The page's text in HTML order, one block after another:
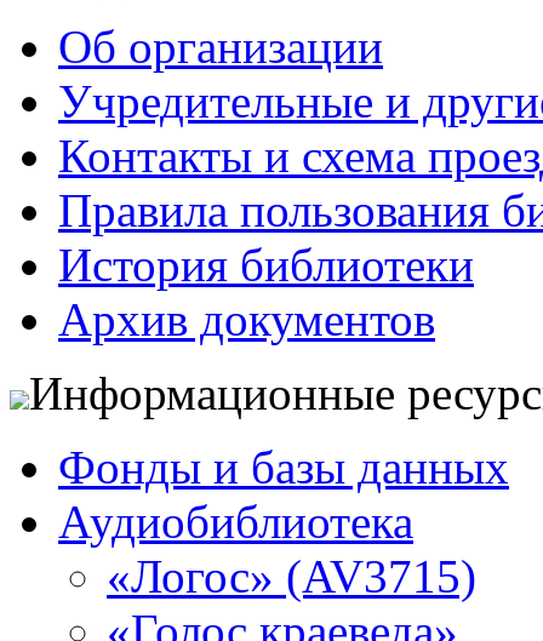
Об организации
Учредительные и
Контакты и схема
Правила пользования
История библиотеки
Архив документов
Информационные
Фонды и базы данных
Аудиобиблиотека
«Логос» (AV3715)